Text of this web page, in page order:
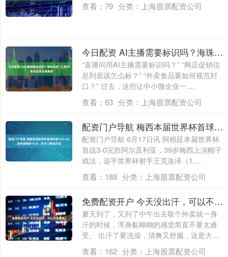
查看： 79 分类： 上海股票配资公司
今日配资 AI主播需要标识吗？海珠这份“工具书”，专治企业合规焦虑
“直播间用AI主播需要标识吗？” “网店促销信
息到底该怎么标？” “外卖食品要如何规范封
口？” 过去，这些让中小微企业一....
查看： 63 分类： 上海股票配资公司
配资门户导航 梅西本届世界杯首球时速109.4公里转速每秒16.8，对方门将没办法
配资门户导航 6月17日讯 阿根廷本届世界杯
首战3-0完胜阿尔及利亚，39岁梅西上演帽子
戏法，追平世界杯射手王克洛泽（1....
查看： 188 分类： 上海股票配资公司
免费配资开户 今天没出汗，可以不洗澡吗？
夏天到了，又到了中午出去取个外卖就一身
汗的时候，浑身黏糊糊的感觉简直不要太难
受。 出汗了要洗澡，清爽又舒服，这是大家
都知....
查看： 162 分类： 上海股票配资公司